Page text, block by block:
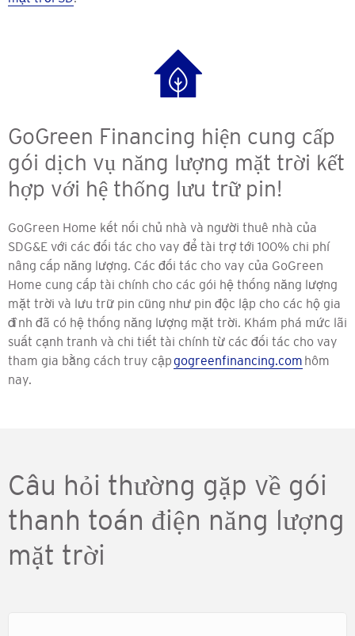
GoGreen Financing hiện cung cấp
gói dịch vụ năng lượng mặt trời kết
hợp với hệ thống lưu trữ pin!
GoGreen Home kết nối chủ nhà và người thuê nhà của
SDG&E với các đối tác cho vay để tài trợ tới 100% chi phí
nâng cấp năng lượng. Các đối tác cho vay của GoGreen
Home cung cấp tài chính cho các gói hệ thống năng lượng
mặt trời và lưu trữ pin cũng như pin độc lập cho các hộ gia
đình đã có hệ thống năng lượng mặt trời. Khám phá mức lãi
suất cạnh tranh và chi tiết tài chính từ các đối tác cho vay
tham gia bằng cách truy cậpgogreenfinancing.com hôm
nay.
Câu hỏi thường gặp về gói
thanh toán điện năng lượng
mặt trời